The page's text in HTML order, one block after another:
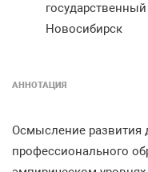
Новосибирск
АННОТАЦИЯ
Осмысление развития
профессионального